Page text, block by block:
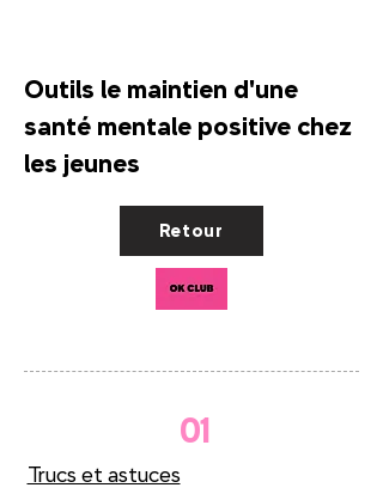
05
Mode de vie physiquement
actif
Outils le maintien d'une
santé mentale positive chez
les jeunes
Retour
01
Trucs et astuces